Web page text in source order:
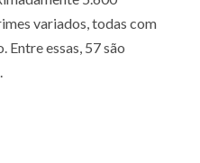
variados, todas com
Entre essas, 57 são